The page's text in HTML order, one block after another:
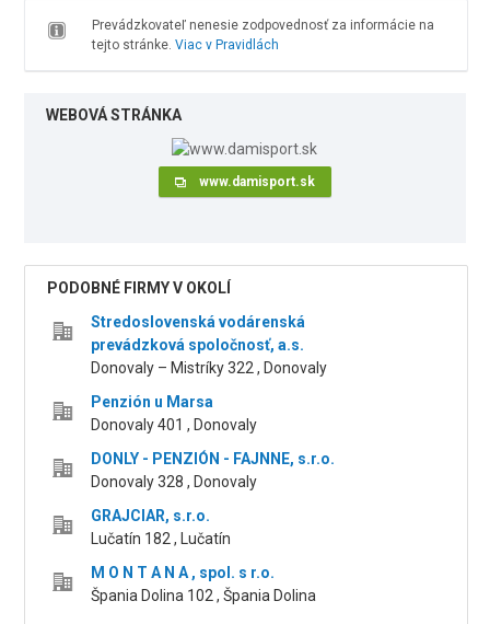
Prevádzkovateľ nenesie zodpovednosť za informácie na
tejto stránke. Viac v Pravidlách
WEBOVÁ STRÁNKA
www.damisport.sk
PODOBNÉ FIRMY V OKOLÍ
Stredoslovenská vodárenská
prevádzková spoločnosť, a.s.
Donovaly – Mistríky 322 , Donovaly
Penzión u Marsa
Donovaly 401 , Donovaly
DONLY - PENZIÓN - FAJNNE, s.r.o.
Donovaly 328 , Donovaly
GRAJCIAR, s.r.o.
Lučatín 182 , Lučatín
M O N T A N A , spol. s r.o.
Špania Dolina 102 , Špania Dolina